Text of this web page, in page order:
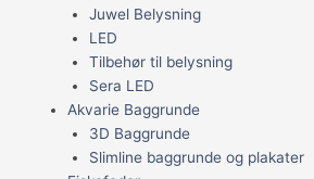
Juwel Belysning
LED
Tilbehør til belysning
Sera LED
Akvarie Baggrunde
3D Baggrunde
Slimline baggrunde og plakater